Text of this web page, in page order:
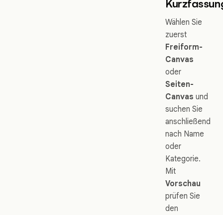
Wählen Sie
zuerst
Freiform-
Canvas
oder
Seiten-
Canvas und
suchen Sie
anschließend
nach Name
oder
Kategorie.
Mit
Vorschau
prüfen Sie
den